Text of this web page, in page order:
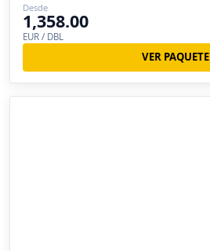
Desde
1,358.00
EUR / DBL
VER PAQUETE